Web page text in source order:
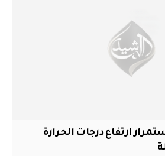
ارتفاع درجات الحرارة